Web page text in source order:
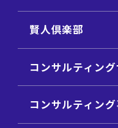
賢人倶楽部
コンサルティン
コンサルティン